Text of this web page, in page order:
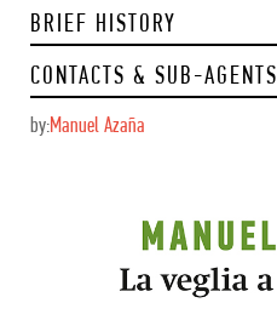
BRIEF HISTORY
CONTACTS & SUB-AGENTS
by:Manuel Azaña